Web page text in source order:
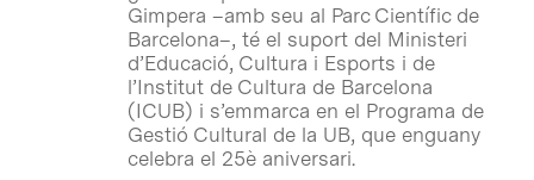
Gimpera –amb seu al Parc Científic de
Barcelona–, té el suport del Ministeri
d’Educació, Cultura i Esports i de
l’Institut de Cultura de Barcelona
(ICUB) i s’emmarca en el Programa de
Gestió Cultural de la UB, que enguany
celebra el 25è aniversari.